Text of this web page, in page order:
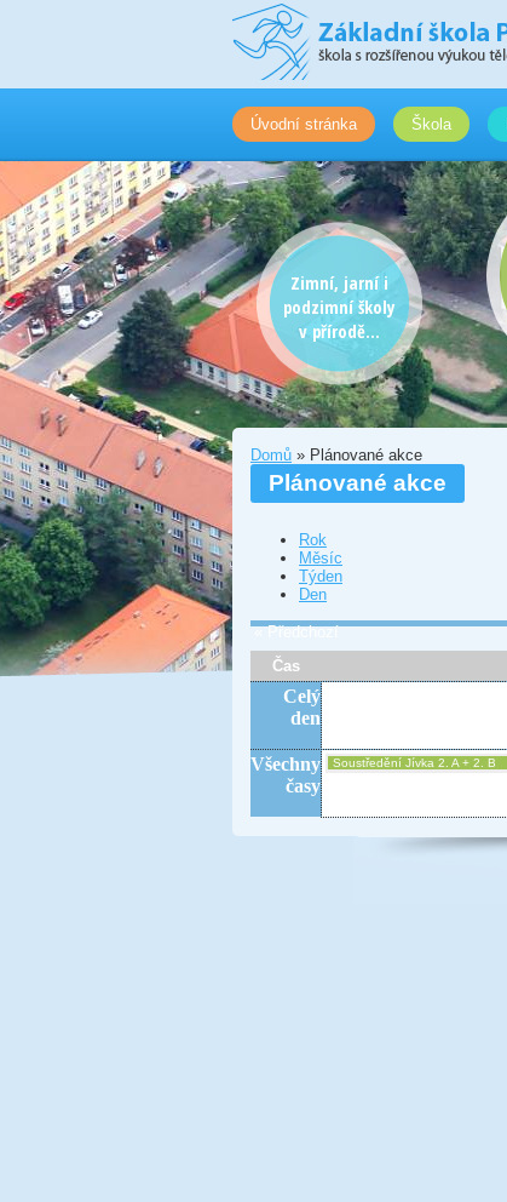
Úvodní stránka Škola
Zimní, jarní i
podzimní školy
v přírodě...
Domů » Plánované akce
Plánované akce
Rok
Měsíc
Týden
Den
« Předchozí
Čas
Celý
den
Všechny
časy
Soustředění Jívka 2. A + 2. B